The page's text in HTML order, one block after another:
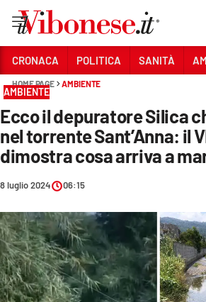
Sezioni
CRONACA
POLITICA
SOCIETÀ
CULTURA
ECONOMIA E LAVORO
CRONACA POLITICA SANITÀ
HOME PAGE AMBIENTE
AMBIENTE
Ecco il depuratore Silica
nel torrente Sant’Anna: il
dimostra cosa arriva a
8 luglio 2024 06:15